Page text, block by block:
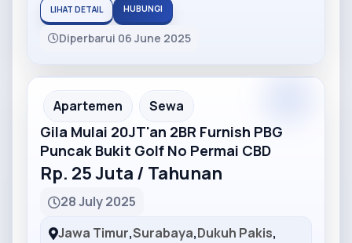
LIHAT DETAIL HUBUNGI
Diperbarui 06 June 2025
Partner Ad
Apartemen Sewa
Gila Mulai 20JT'an 2BR Furnish PBG
Puncak Bukit Golf No Permai CBD
Rp. 25 Juta / Tahunan
28 July 2025
Jawa Timur,Surabaya,Dukuh Pakis,